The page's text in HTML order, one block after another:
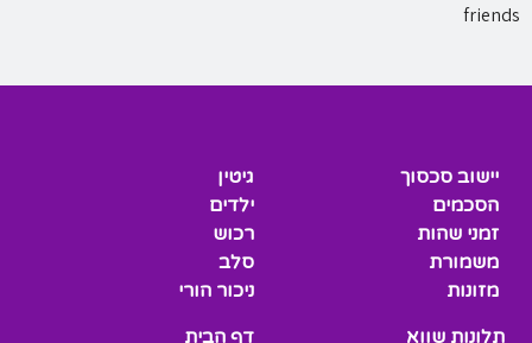
friends
יישוב סכסוך
הסכמים
זמני שהות
משמורת
מזונות
גיטין
ילדים
רכוש
סלב
ניכור הורי
תלונות שווא
דף הבית